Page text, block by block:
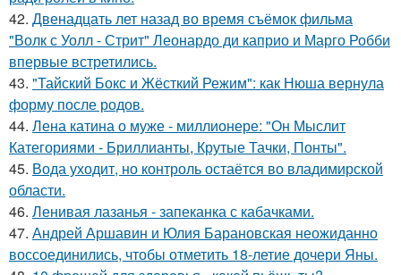
42. Двенадцать лет назад во время съёмок фильма
"Волк с Уолл - Стрит" Леонардо ди каприо и Марго Робби
впервые встретились.
43. "Тайский Бокс и Жёсткий Режим": как Нюша вернула
форму после родов.
44. Лена катина о муже - миллионере: "Он Мыслит
Категориями - Бриллианты, Крутые Тачки, Понты".
45. Вода уходит, но контроль остаётся во владимирской
области.
46. Ленивая лазанья - запеканка с кабачками.
47. Андрей Аршавин и Юлия Барановская неожиданно
воссоединились, чтобы отметить 18-летие дочери Яны.